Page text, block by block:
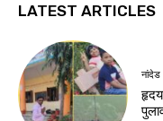
LATEST ARTICLES
नांदेड